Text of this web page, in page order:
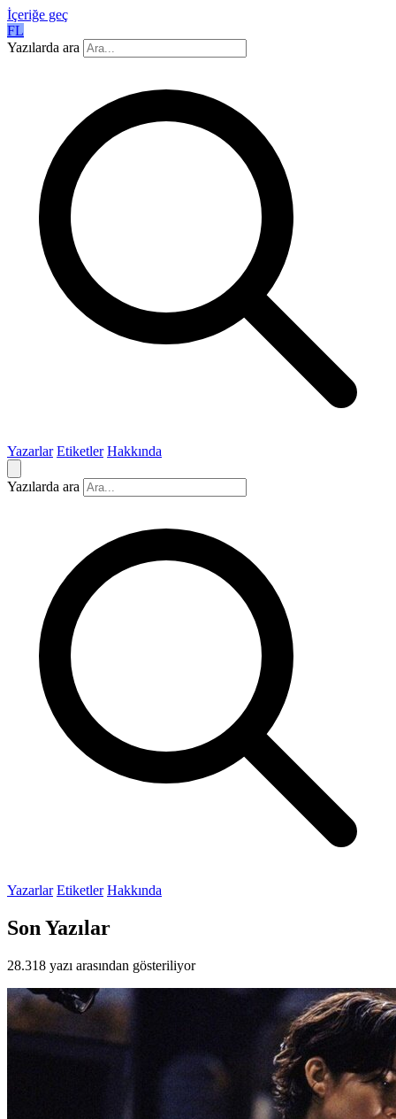
İçeriğe geç
FL
Yazılarda ara
Yazarlar Etiketler Hakkında
Yazılarda ara
Yazarlar Etiketler Hakkında
Son Yazılar
28.318 yazı arasından gösteriliyor